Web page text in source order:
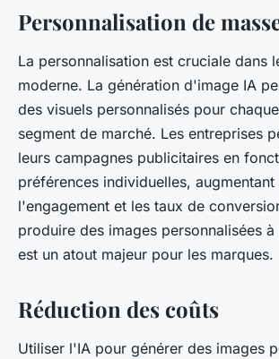
Personnalisation de
La personnalisation est cruciale dans
moderne. La génération d'image IA
des visuels personnalisés pour
segment de marché. Les entreprises
leurs campagnes publicitaires en
préférences individuelles, augmentant
l'engagement et les taux de
produire des images personnalisées
est un atout majeur pour les marques.
Réduction des coûts
Utiliser l'IA pour générer des images